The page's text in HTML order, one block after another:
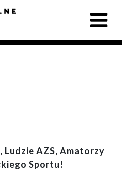
Ludzie AZS, Amatorzy
Sportu!